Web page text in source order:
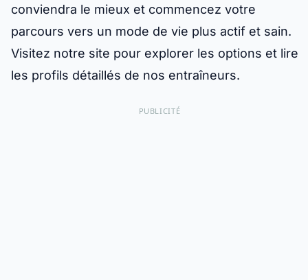
conviendra le mieux et commencez votre
parcours vers un mode de vie plus actif et sain.
Visitez notre site pour explorer les options et lire
les profils détaillés de nos entraîneurs.
PUBLICITÉ